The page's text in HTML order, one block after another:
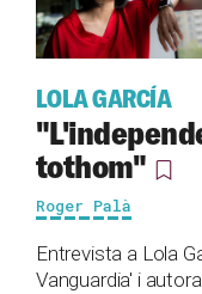
LOLA GARCÍA
tothom"
Roger Palà
Entrevista a Lola
Vanguardia' i